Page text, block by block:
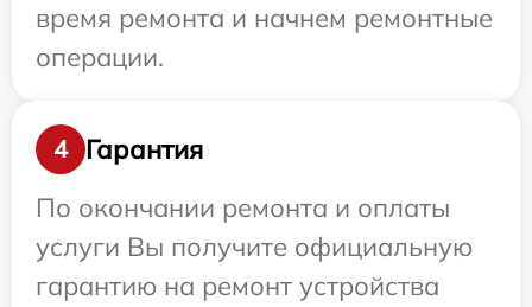
время ремонта и начнем ремонтные
операции.
4
Гарантия
По окончании ремонта и оплаты
услуги Вы получите официальную
гарантию на ремонт устройства